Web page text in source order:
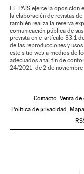
EL PAÍS ejerce la oposición
la elaboración de revistas
también realiza la reserva
comunicación pública de
prevista en el artículo 33.1
de las reproducciones y
este sitio web a medios de
adecuados a tal fin de
24/2021, de 2 de noviembre
Contacto Venta de
Política de privacidad
Mapa